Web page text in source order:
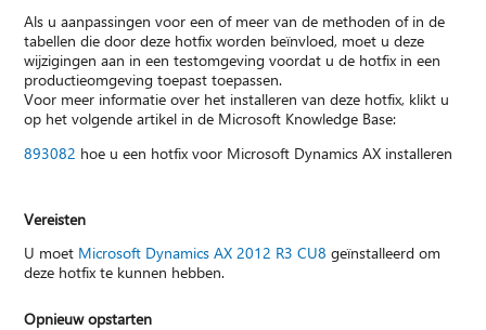
Als u aanpassingen voor een of meer van de methoden of in de
tabellen die door deze hotfix worden beïnvloed, moet u deze
wijzigingen aan in een testomgeving voordat u de hotfix in een
productieomgeving toepast toepassen.
Voor meer informatie over het installeren van deze hotfix, klikt u
op het volgende artikel in de Microsoft Knowledge Base:
893082 hoe u een hotfix voor Microsoft Dynamics AX installeren
Vereisten
U moet Microsoft Dynamics AX 2012 R3 CU8 geïnstalleerd om
deze hotfix te kunnen hebben.
Opnieuw opstarten